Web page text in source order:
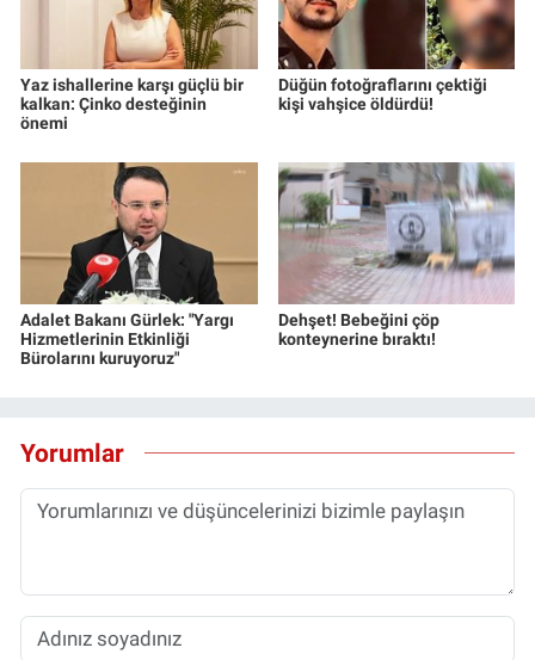
Yaz ishallerine karşı güçlü bir
kalkan: Çinko desteğinin
önemi
Düğün fotoğraflarını çektiği
kişi vahşice öldürdü!
Adalet Bakanı Gürlek: "Yargı
Hizmetlerinin Etkinliği
Bürolarını kuruyoruz"
Dehşet! Bebeğini çöp
konteynerine bıraktı!
Yorumlar